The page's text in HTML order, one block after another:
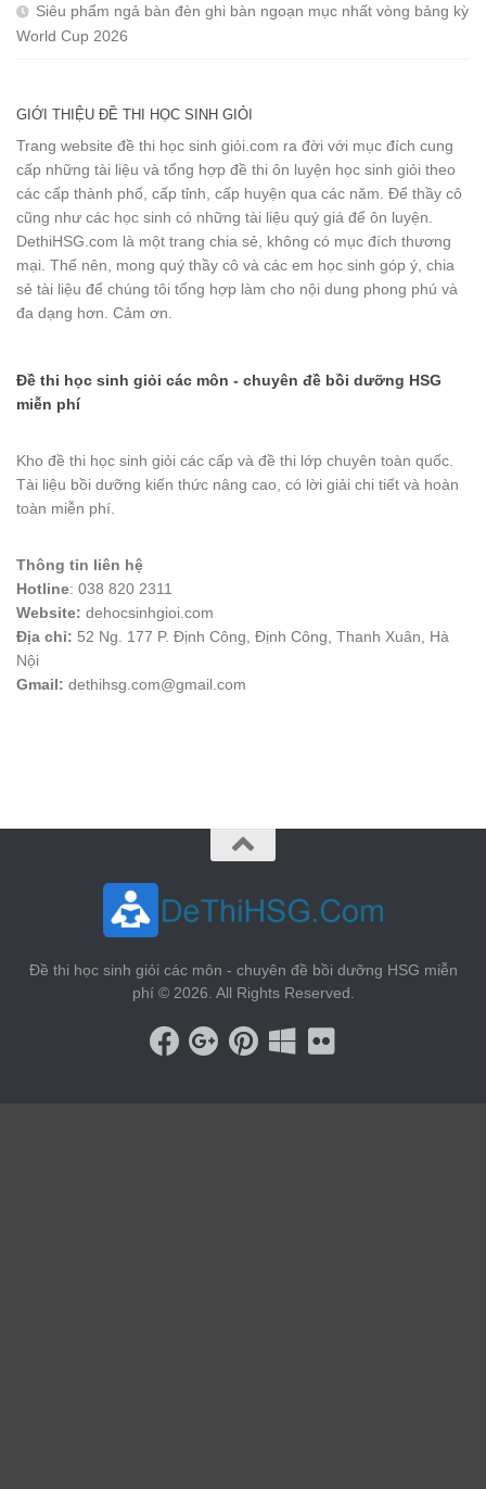
Siêu phẩm ngả bàn đèn ghi bàn ngoạn mục nhất vòng bảng kỳ
World Cup 2026
GIỚI THIỆU ĐỀ THI HỌC SINH GIỎI
Trang website đề thi học sinh giỏi.com ra đời với mục đích cung
cấp những tài liệu và tổng hợp đề thi ôn luyện học sinh giỏi theo
các cấp thành phố, cấp tỉnh, cấp huyện qua các năm. Để thầy cô
cũng như các học sinh có những tài liệu quý giá để ôn luyện.
DethiHSG.com là một trang chia sẻ, không có mục đích thương
mại. Thế nên, mong quý thầy cô và các em học sinh góp ý, chia
sẻ tài liệu để chúng tôi tổng hợp làm cho nội dung phong phú và
đa dạng hơn. Cảm ơn.
Đề thi học sinh giỏi các môn - chuyên đề bồi dưỡng HSG
miễn phí
Kho đề thi học sinh giỏi các cấp và đề thi lớp chuyên toàn quốc.
Tài liệu bồi dưỡng kiến thức nâng cao, có lời giải chi tiết và hoàn
toàn miễn phí.
Thông tin liên hệ
Hotline: 038 820 2311
Website: dehocsinhgioi.com
Địa chỉ: 52 Ng. 177 P. Định Công, Định Công, Thanh Xuân, Hà
Nội
Gmail: dethihsg.com@gmail.com
Đề thi học sinh giỏi các môn - chuyên đề bồi dưỡng HSG miễn
phí © 2026. All Rights Reserved.